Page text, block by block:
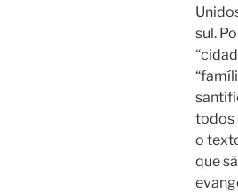
sul.
todos
o
que